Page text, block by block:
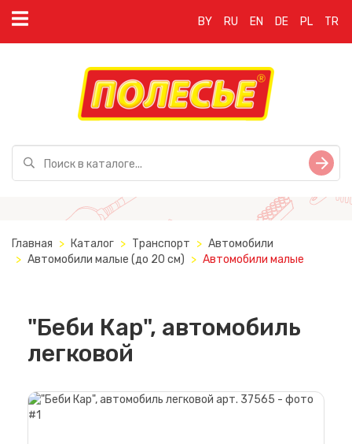
BY RU EN DE PL TR
Главная Каталог Транспорт
Автомобили
Автомобили малые (до 20 см)
Автомобили малые
"Беби Кар", автомобиль
легковой